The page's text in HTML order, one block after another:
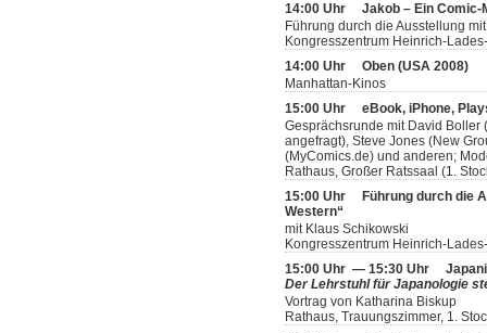
14:00 Uhr Jakob – Ein Comic-
Führung durch die Ausstellung
Kongresszentrum Heinrich-
14:00 Uhr Oben (USA 2008)
Manhattan-Kinos
15:00 Uhr eBook, iPhone,
Gesprächsrunde mit David Boller
angefragt), Steve Jones (New
(MyComics.de) und anderen;
Rathaus, Großer Ratssaal (1.
15:00 Uhr
Führung durch die
Western“
mit Klaus Schikowski
Kongresszentrum Heinrich-
15:00 Uhr — 15:30 Uhr
Der Lehrstuhl für Japanologie
Vortrag von Katharina Biskup
Rathaus, Trauungszimmer, 1.